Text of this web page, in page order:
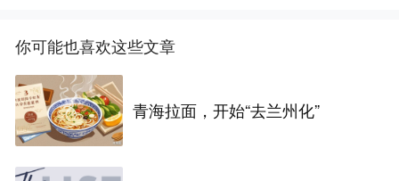
你可能也喜欢这些文章
青海拉面，开始“去兰州化”